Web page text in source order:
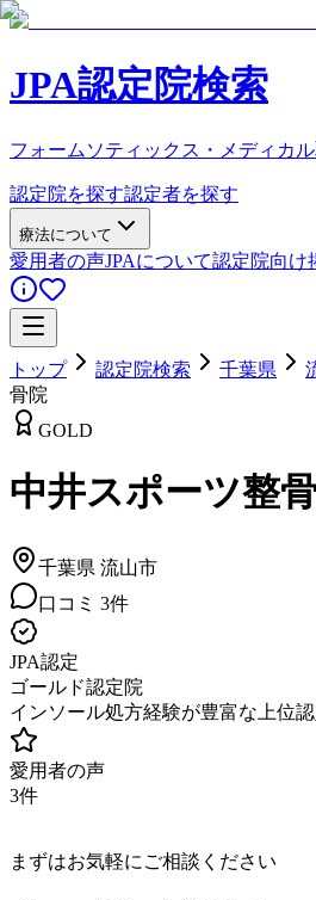
JPA認定院検索
フォームソティックス・メディカ
認定院を探す認定者を探す
療法について
愛用者の声JPAについて認定院向け
トップ 認定院検索 千葉県
骨院
GOLD
中井スポーツ整
千葉県 流山市
口コミ 3件
JPA認定
ゴールド認定院
インソール処方経験が豊富な上位
愛用者の声
3件
まずはお気軽にご相談ください